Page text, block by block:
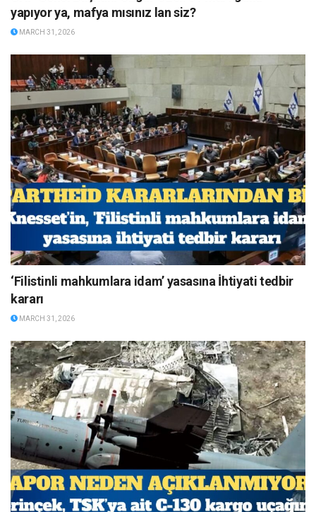
yapıyor ya, mafya mısınız lan siz?
MARCH 31, 2026
‘Filistinli mahkumlara idam’ yasasına İhtiyati tedbir
kararı
MARCH 31, 2026